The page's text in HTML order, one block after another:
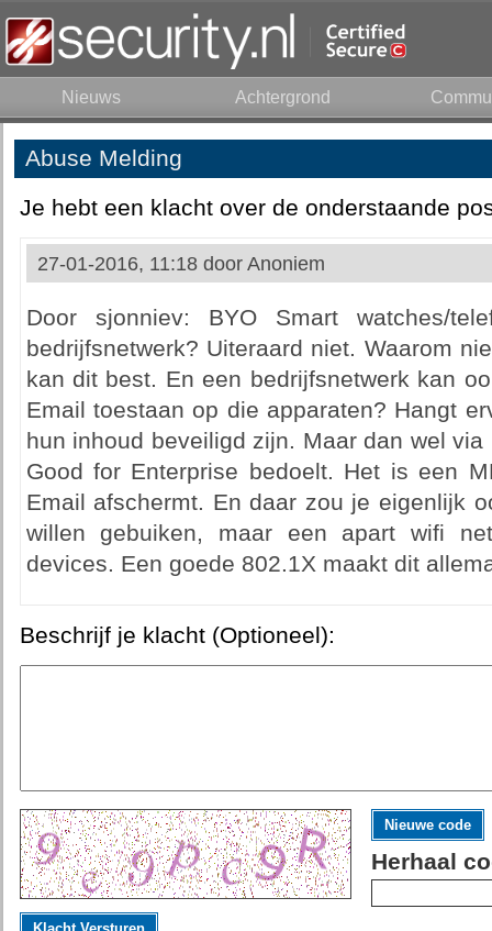
Nieuws Achtergrond
Abuse Melding
Je hebt een klacht over de onderstaande
27-01-2016, 11:18 door Anoniem
Door sjonniev: BYO Smart watches/
bedrijfsnetwerk? Uiteraard niet. Waarom
kan dit best. En een bedrijfsnetwerk kan
Email toestaan op die apparaten? Hangt
hun inhoud beveiligd zijn. Maar dan wel
Good for Enterprise bedoelt. Het is een
Email afschermt. En daar zou je eigenlijk
willen gebuiken, maar een apart wifi
devices. Een goede 802.1X maakt dit
Beschrijf je klacht (Optioneel):
Nieuwe code
Herhaal